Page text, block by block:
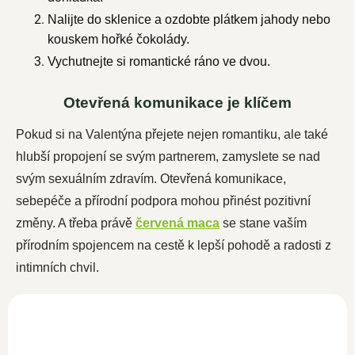
Nalijte do sklenice a ozdobte plátkem jahody nebo
kouskem hořké čokolády.
Vychutnejte si romantické ráno ve dvou.
Otevřená komunikace je klíčem
Pokud si na Valentýna přejete nejen romantiku, ale také
hlubší propojení se svým partnerem, zamyslete se nad
svým sexuálním zdravím. Otevřená komunikace,
sebepéče a přírodní podpora mohou přinést pozitivní
změny. A třeba právě červená maca se stane vaším
přírodním spojencem na cestě k lepší pohodě a radosti z
intimních chvil.